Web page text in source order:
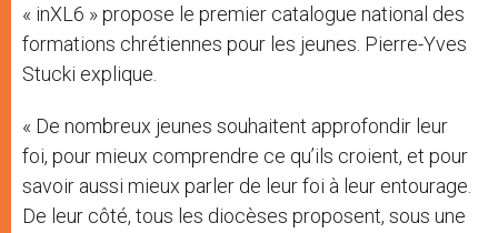
« inXL6 » propose le premier catalogue national des
formations chrétiennes pour les jeunes. Pierre-Yves
Stucki explique.
« De nombreux jeunes souhaitent approfondir leur
foi, pour mieux comprendre ce qu’ils croient, et pour
savoir aussi mieux parler de leur foi à leur entourage.
De leur côté, tous les diocèses proposent, sous une